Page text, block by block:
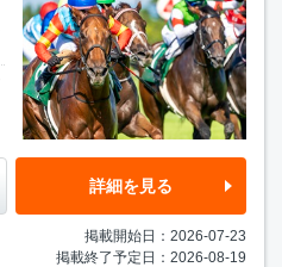
詳細を見る
掲載開始日：2026-07-23
掲載終了予定日：2026-08-19